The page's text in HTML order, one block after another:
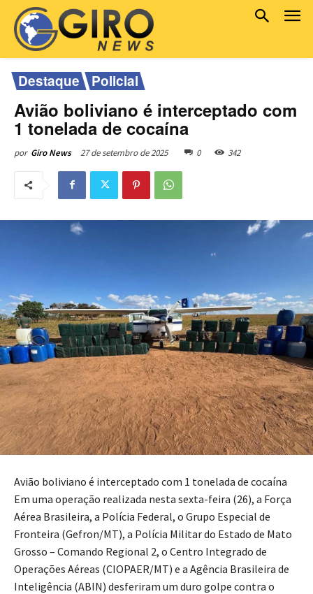
Destaque Policial
Avião boliviano é interceptado com
1 tonelada de cocaína
por Giro News 27 de setembro de 2025 0 342
Avião boliviano é interceptado com 1 tonelada de cocaína
Em uma operação realizada nesta sexta-feira (26), a Força
Aérea Brasileira, a Polícia Federal, o Grupo Especial de
Fronteira (Gefron/MT), a Polícia Militar do Estado de Mato
Grosso – Comando Regional 2, o Centro Integrado de
Operações Aéreas (CIOPAER/MT) e a Agência Brasileira de
Inteligência (ABIN) desferiram um duro golpe contra o